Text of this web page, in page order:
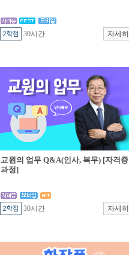
30시간
교원의 업무 Q&A(인사, 복무) [자격증
과정]
30시간